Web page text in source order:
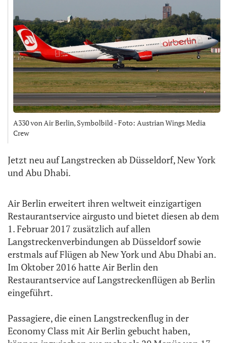
A330 von Air Berlin, Symbolbild - Foto: Austrian Wings Media
Crew
Jetzt neu auf Langstrecken ab Düsseldorf, New York
und Abu Dhabi.
Air Berlin erweitert ihren weltweit einzigartigen
Restaurantservice airgusto und bietet diesen ab dem
1. Februar 2017 zusätzlich auf allen
Langstreckenverbindungen ab Düsseldorf sowie
erstmals auf Flügen ab New York und Abu Dhabi an.
Im Oktober 2016 hatte Air Berlin den
Restaurantservice auf Langstreckenflügen ab Berlin
eingeführt.
Passagiere, die einen Langstreckenflug in der
Economy Class mit Air Berlin gebucht haben,